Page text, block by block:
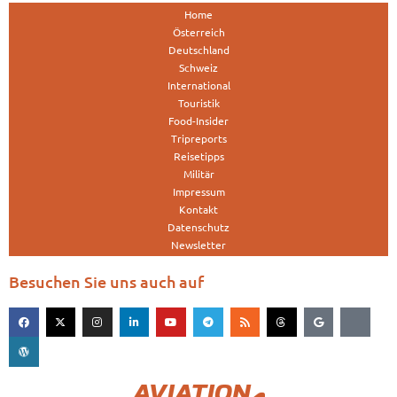
Home
Österreich
Deutschland
Schweiz
International
Touristik
Food-Insider
Tripreports
Reisetipps
Militär
Impressum
Kontakt
Datenschutz
Newsletter
Besuchen Sie uns auch auf